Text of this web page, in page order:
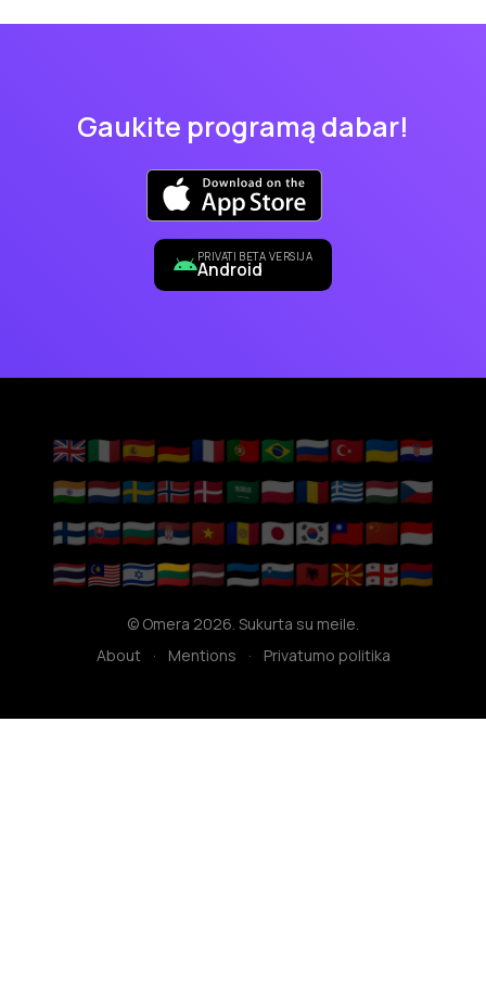
Gaukite programą dabar!
PRIVATI BETA VERSIJA
Android
🇬🇧🇮🇹🇪🇸🇩🇪🇫🇷🇵🇹🇧🇷🇷🇺🇹🇷🇺🇦🇭🇷
🇮🇳🇳🇱🇸🇪🇳🇴🇩🇰🇸🇦🇵🇱🇷🇴🇬🇷🇭🇺🇨🇿
🇫🇮🇸🇰🇧🇬🇷🇸🇻🇳🇦🇩🇯🇵🇰🇷🇹🇼🇨🇳🇮🇩
🇹🇭🇲🇾🇮🇱🇱🇹🇱🇻🇪🇪🇸🇮🇦🇱🇲🇰🇬🇪🇦🇲
© Omera 2026. Sukurta su meile.
About
· Mentions · Privatumo politika